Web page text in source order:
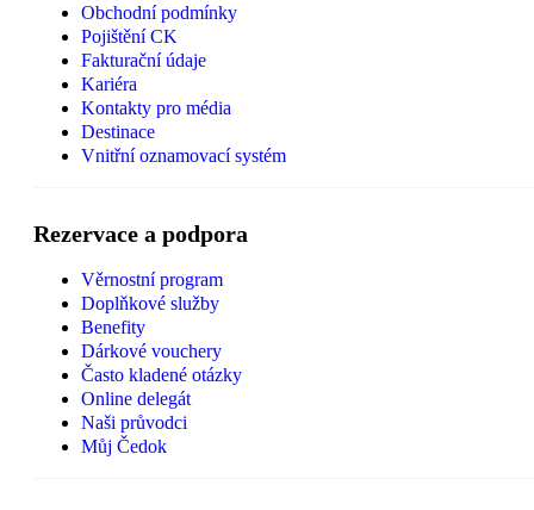
Obchodní podmínky
Pojištění CK
Fakturační údaje
Kariéra
Kontakty pro média
Destinace
Vnitřní oznamovací systém
Rezervace a podpora
Věrnostní program
Doplňkové služby
Benefity
Dárkové vouchery
Často kladené otázky
Online delegát
Naši průvodci
Můj Čedok